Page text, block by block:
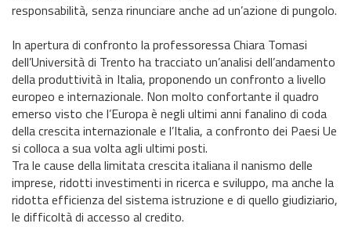
responsabilità, senza rinunciare anche ad un’azione di pungolo.
In apertura di confronto la professoressa Chiara Tomasi
dell’Università di Trento ha tracciato un’analisi dell’andamento
della produttività in Italia, proponendo un confronto a livello
europeo e internazionale. Non molto confortante il quadro
emerso visto che l’Europa è negli ultimi anni fanalino di coda
della crescita internazionale e l’Italia, a confronto dei Paesi Ue
si colloca a sua volta agli ultimi posti.
Tra le cause della limitata crescita italiana il nanismo delle
imprese, ridotti investimenti in ricerca e sviluppo, ma anche la
ridotta efficienza del sistema istruzione e di quello giudiziario,
le difficoltà di accesso al credito.